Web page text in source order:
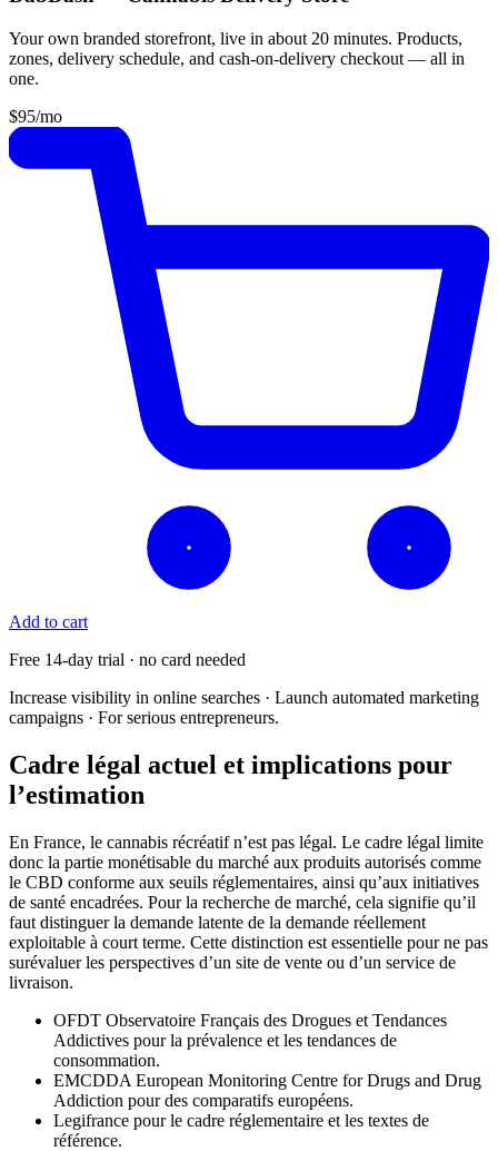
Your own branded storefront, live in about 20 minutes. Products,
zones, delivery schedule, and cash-on-delivery checkout — all in
one.
$95/mo
Add to cart
Free 14-day trial · no card needed
Increase visibility in online searches · Launch automated marketing
campaigns · For serious entrepreneurs.
Cadre légal actuel et implications pour
l’estimation
En France, le cannabis récréatif n’est pas légal. Le cadre légal limite
donc la partie monétisable du marché aux produits autorisés comme
le CBD conforme aux seuils réglementaires, ainsi qu’aux initiatives
de santé encadrées. Pour la recherche de marché, cela signifie qu’il
faut distinguer la demande latente de la demande réellement
exploitable à court terme. Cette distinction est essentielle pour ne pas
surévaluer les perspectives d’un site de vente ou d’un service de
livraison.
OFDT Observatoire Français des Drogues et Tendances
Addictives pour la prévalence et les tendances de
consommation.
EMCDDA European Monitoring Centre for Drugs and Drug
Addiction pour des comparatifs européens.
Legifrance pour le cadre réglementaire et les textes de
référence.